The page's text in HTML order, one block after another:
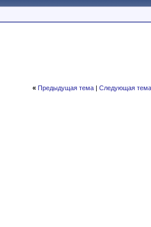
« Предыдущая тема| Следующая тема